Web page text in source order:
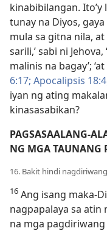
kinabibilangan.
tunay na Diyos,
mula sa gitna nila,
sarili,’ sabi ni
malinis na bagay’;
6:17; Apocalipsis
iyan ng ating
kinasasabikan?
PAGSASAALANG-
NG MGA TAUNANG
16. Bakit hindi
16 Ang isang maka-
nagpapalaya sa atin
na mga